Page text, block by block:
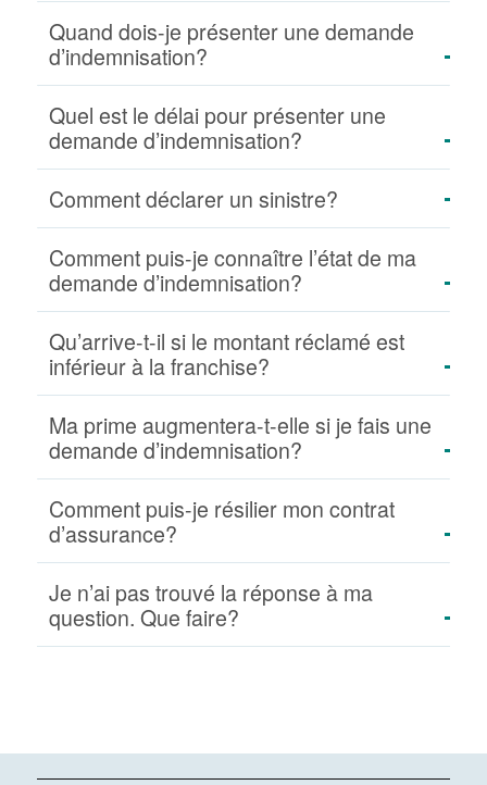
Quand dois-je présenter une demande
d’indemnisation?
Quel est le délai pour présenter une
demande d’indemnisation?
Comment déclarer un sinistre?
Comment puis-je connaître l’état de ma
demande d’indemnisation?
Qu’arrive-t-il si le montant réclamé est
inférieur à la franchise?
Ma prime augmentera-t-elle si je fais une
demande d’indemnisation?
Comment puis-je résilier mon contrat
d’assurance?
Je n’ai pas trouvé la réponse à ma
question. Que faire?